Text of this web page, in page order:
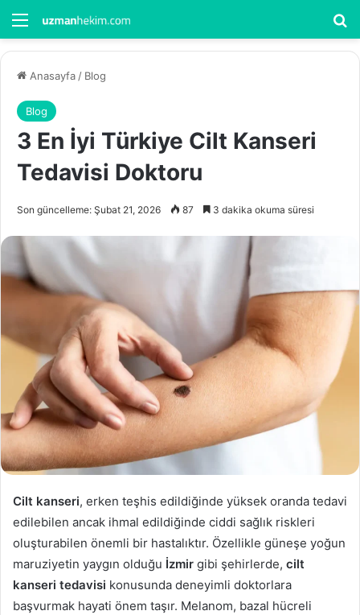
Menü
Anasayfa / Blog
Blog
3 En İyi Türkiye Cilt Kanseri
Tedavisi Doktoru
Son güncelleme: Şubat 21, 2026 87 3 dakika okuma süresi
Cilt kanseri, erken teşhis edildiğinde yüksek oranda tedavi
edilebilen ancak ihmal edildiğinde ciddi sağlık riskleri
oluşturabilen önemli bir hastalıktır. Özellikle güneşe yoğun
maruziyetin yaygın olduğu İzmir gibi şehirlerde, cilt
kanseri tedavisi konusunda deneyimli doktorlara
başvurmak hayati önem taşır. Melanom, bazal hücreli